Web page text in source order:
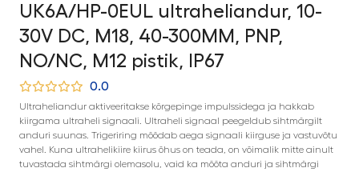
UK6A/HP-0EUL ultraheliandur, 10-
30V DC, M18, 40-300MM, PNP,
NO/NC, M12 pistik, IP67
0.0
Ultraheliandur aktiveeritakse kõrgepinge impulssidega ja hakkab
kiirgama ultraheli signaali. Ultraheli signaal peegeldub sihtmärgilt
anduri suunas. Trigeriring mõõdab aega signaali kiirguse ja vastuvõtu
vahel. Kuna ultrahelikiire kiirus õhus on teada, on võimalik mitte ainult
tuvastada sihtmärgi olemasolu, vaid ka mõõta anduri ja sihtmärgi